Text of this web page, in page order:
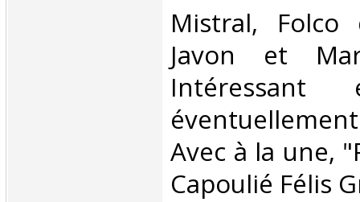
Mistral, Folco
Javon et
Intéressant
Avec à la une,
Capoulié Félis